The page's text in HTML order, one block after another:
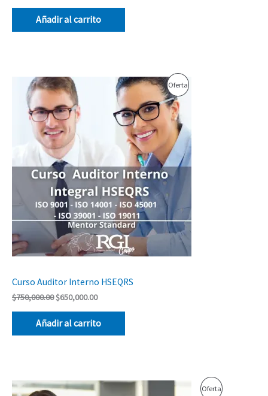
Añadir al carrito
OfertaProducto
Oferta
Curso Auditor Interno HSEQRS
$750,000.00
precio
original
era:
$750,000.00.
$650,000.00
precio
actual
$650,000.00.
Añadir al carrito
OfertaProducto
El
El